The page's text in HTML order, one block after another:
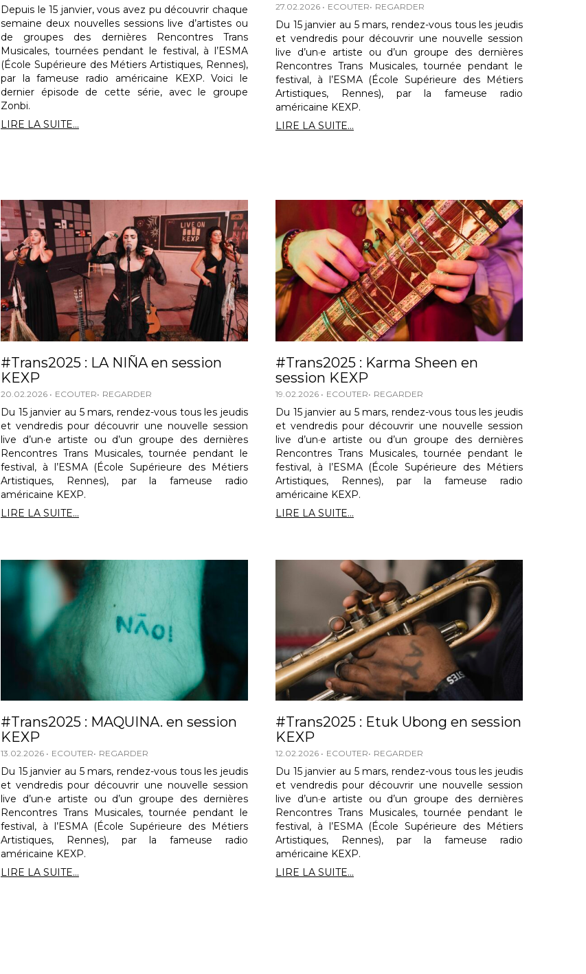
Depuis le 15 janvier, vous avez pu découvrir chaque
semaine deux nouvelles sessions live d’artistes ou
de groupes des dernières Rencontres Trans
Musicales, tournées pendant le festival, à l’ESMA
(École Supérieure des Métiers Artistiques, Rennes),
par la fameuse radio américaine KEXP. Voici le
dernier épisode de cette série, avec le groupe
Zonbi.
LIRE LA SUITE...
27.02.2026 ECOUTER REGARDER
Du 15 janvier au 5 mars, rendez-vous tous les jeudis
et vendredis pour découvrir une nouvelle session
live d’un·e artiste ou d’un groupe des dernières
Rencontres Trans Musicales, tournée pendant le
festival, à l’ESMA (École Supérieure des Métiers
Artistiques, Rennes), par la fameuse radio
américaine KEXP.
LIRE LA SUITE...
#Trans2025 : LA NIÑA en session
KEXP
20.02.2026 ECOUTER REGARDER
Du 15 janvier au 5 mars, rendez-vous tous les jeudis
et vendredis pour découvrir une nouvelle session
live d’un·e artiste ou d’un groupe des dernières
Rencontres Trans Musicales, tournée pendant le
festival, à l’ESMA (École Supérieure des Métiers
Artistiques, Rennes), par la fameuse radio
américaine KEXP.
LIRE LA SUITE...
#Trans2025 : Karma Sheen en
session KEXP
19.02.2026 ECOUTER REGARDER
Du 15 janvier au 5 mars, rendez-vous tous les jeudis
et vendredis pour découvrir une nouvelle session
live d’un·e artiste ou d’un groupe des dernières
Rencontres Trans Musicales, tournée pendant le
festival, à l’ESMA (École Supérieure des Métiers
Artistiques, Rennes), par la fameuse radio
américaine KEXP.
LIRE LA SUITE...
#Trans2025 : MAQUINA. en session
KEXP
13.02.2026 ECOUTER REGARDER
Du 15 janvier au 5 mars, rendez-vous tous les jeudis
et vendredis pour découvrir une nouvelle session
live d’un·e artiste ou d’un groupe des dernières
Rencontres Trans Musicales, tournée pendant le
festival, à l’ESMA (École Supérieure des Métiers
Artistiques, Rennes), par la fameuse radio
américaine KEXP.
LIRE LA SUITE...
#Trans2025 : Etuk Ubong en session
KEXP
12.02.2026 ECOUTER REGARDER
Du 15 janvier au 5 mars, rendez-vous tous les jeudis
et vendredis pour découvrir une nouvelle session
live d’un·e artiste ou d’un groupe des dernières
Rencontres Trans Musicales, tournée pendant le
festival, à l’ESMA (École Supérieure des Métiers
Artistiques, Rennes), par la fameuse radio
américaine KEXP.
LIRE LA SUITE...